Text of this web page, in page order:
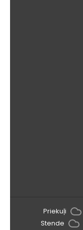
Priekuļi
Stende